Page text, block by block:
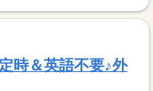
時＆英語不要♪外